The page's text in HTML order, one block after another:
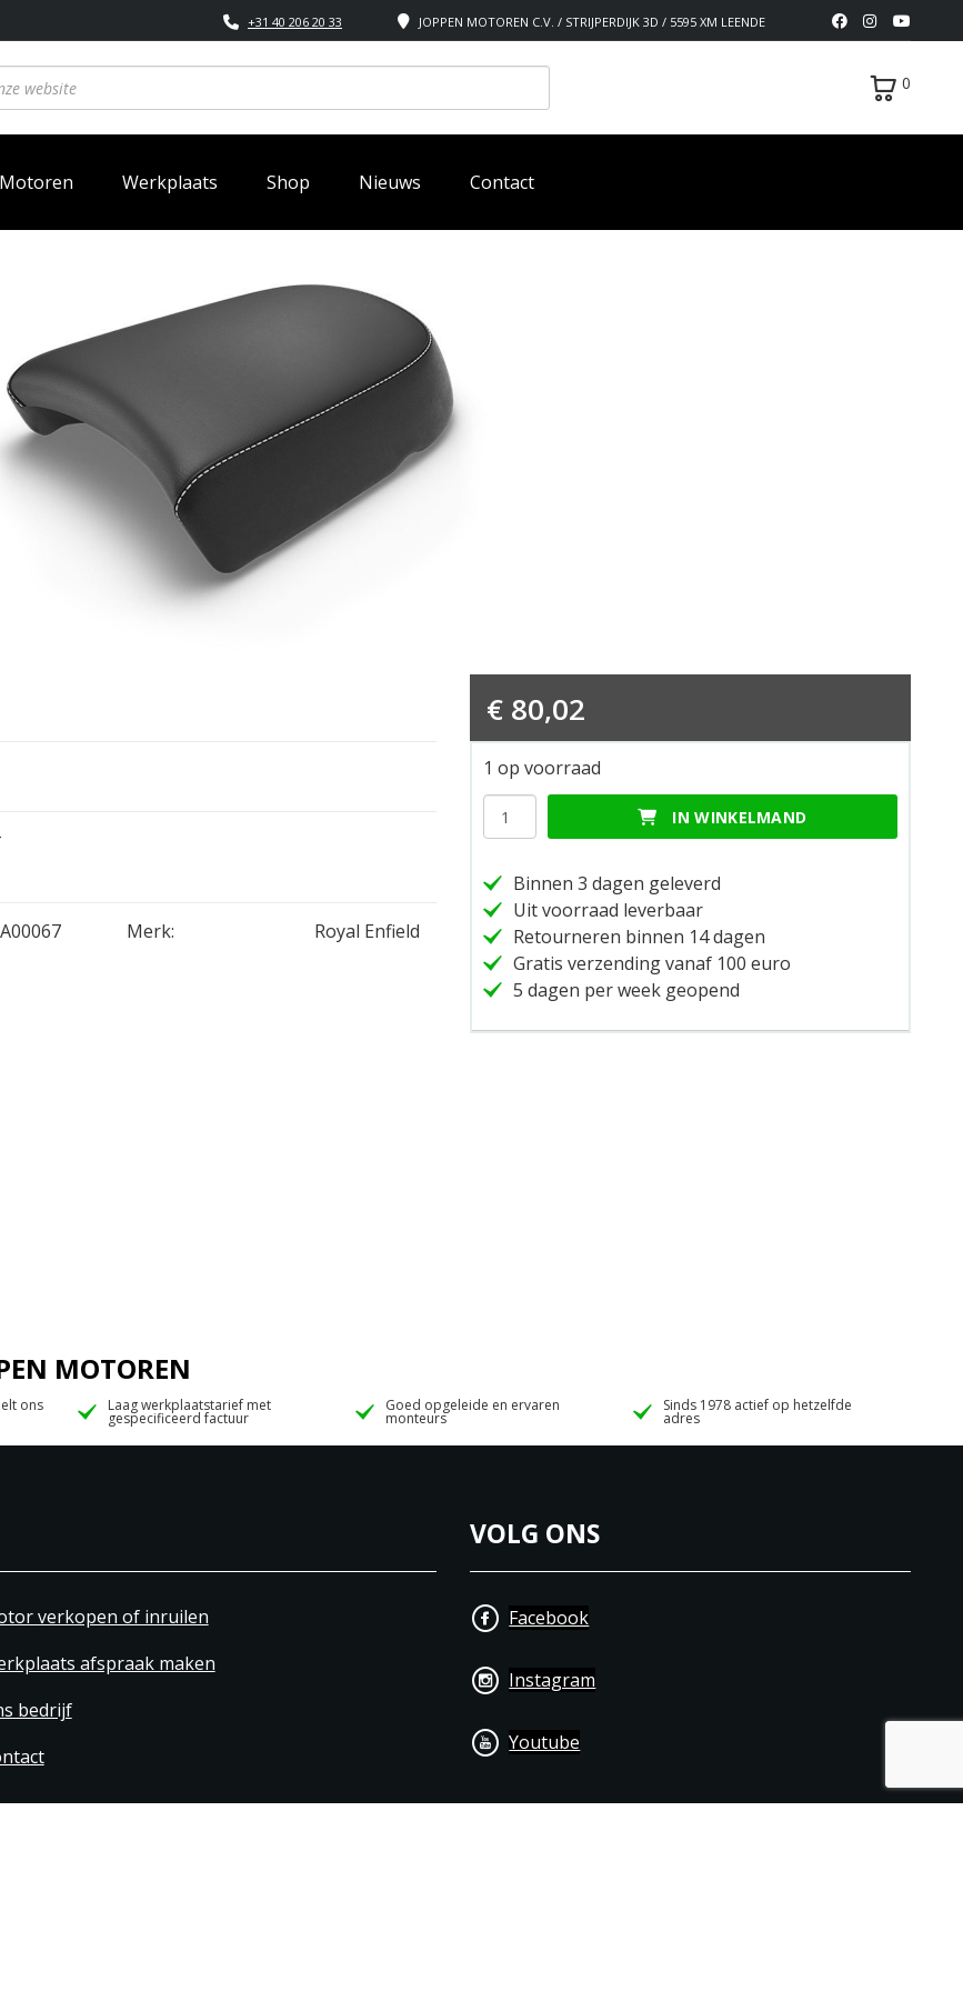
JOPPEN MOTOREN C.V. / STRIJPERDIJK 3D / 5595 XM LEENDE
+31 40 206 20 33
0
Motoren Werkplaats Shop Nieuws Contact
Merk: Royal Enfield
€ 80,02
1 op voorraad
Touring
passenger
hoeveelheid
IN WINKELMAND
Binnen 3 dagen geleverd
Uit voorraad leverbaar
Retourneren binnen 14 dagen
Gratis verzending vanaf 100 euro
5 dagen per week geopend
MOTOREN
ons Laag werkplaatstarief met
gespecificeerd factuur
Goed opgeleide en ervaren
monteurs
Sinds 1978 actief op hetzelfde
adres
verkopen of inruilen
afspraak maken
bedrijf
VOLG ONS
Facebook
Instagram
Youtube